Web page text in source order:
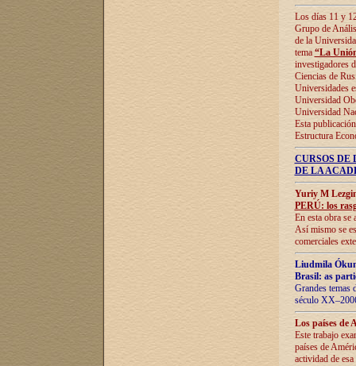
Los días 11 y
Grupo de
de la
tema “La
investigadores
Ciencias de
Universidades
Universidad
Universidad
Esta
Estructura
CURSOS
DE LA
Yuriy M
PERÚ: los
En esta obra se
Así mismo se
comerciales
Liudmila
Brasil: as
Grandes temas
século
Los países de
Este trabajo
países de
actividad de